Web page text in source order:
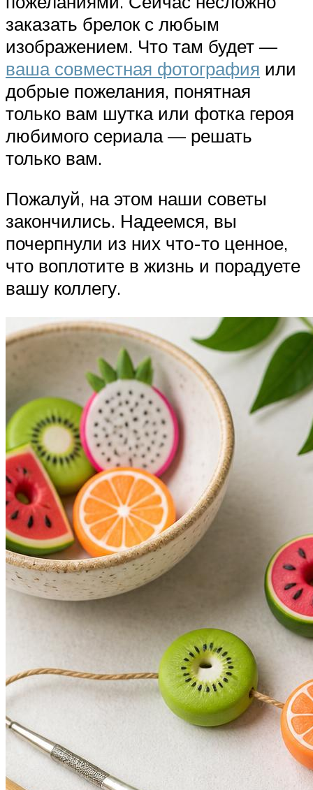
заказать брелок с любым
изображением. Что там будет —
ваша совместная фотография или
добрые пожелания, понятная
только вам шутка или фотка героя
любимого сериала — решать
только вам.
Пожалуй, на этом наши советы
закончились. Надеемся, вы
почерпнули из них что-то ценное,
что воплотите в жизнь и порадуете
вашу коллегу.